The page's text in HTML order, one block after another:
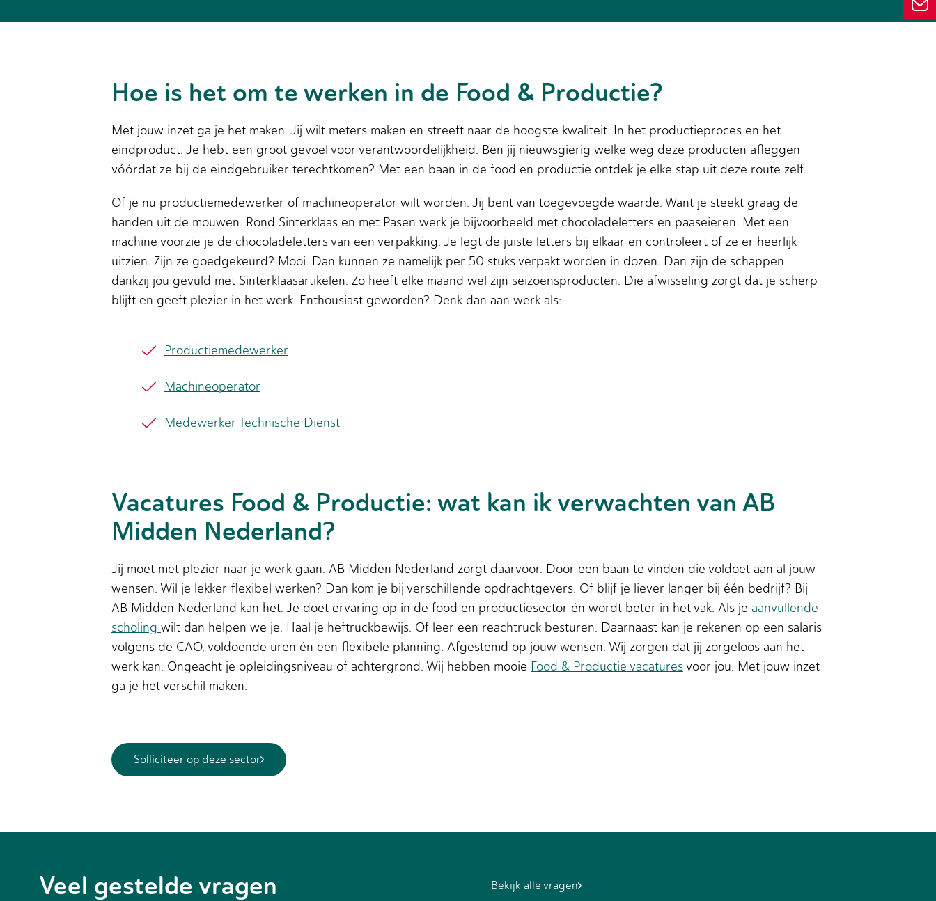
Hoe is het om te werken in de Food & Productie?
Met jouw inzet ga je het maken. Jij wilt meters maken en streeft naar de hoogste kwaliteit. In het productieproces en het
eindproduct. Je hebt een groot gevoel voor verantwoordelijkheid. Ben jij nieuwsgierig welke weg deze producten afleggen
vóórdat ze bij de eindgebruiker terechtkomen? Met een baan in de food en productie ontdek je elke stap uit deze route zelf.
Of je nu productiemedewerker of machineoperator wilt worden. Jij bent van toegevoegde waarde. Want je steekt graag de
handen uit de mouwen. Rond Sinterklaas en met Pasen werk je bijvoorbeeld met chocoladeletters en paaseieren. Met een
machine voorzie je de chocoladeletters van een verpakking. Je legt de juiste letters bij elkaar en controleert of ze er heerlijk
uitzien. Zijn ze goedgekeurd? Mooi. Dan kunnen ze namelijk per 50 stuks verpakt worden in dozen. Dan zijn de schappen
dankzij jou gevuld met Sinterklaasartikelen. Zo heeft elke maand wel zijn seizoensproducten. Die afwisseling zorgt dat je scherp
blijft en geeft plezier in het werk. Enthousiast geworden? Denk dan aan werk als:
Productiemedewerker
Machineoperator
Medewerker Technische Dienst
Vacatures Food & Productie: wat kan ik verwachten van AB
Midden Nederland?
Jij moet met plezier naar je werk gaan. AB Midden Nederland zorgt daarvoor. Door een baan te vinden die voldoet aan al jouw
wensen. Wil je lekker flexibel werken? Dan kom je bij verschillende opdrachtgevers. Of blijf je liever langer bij één bedrijf? Bij
AB Midden Nederland kan het. Je doet ervaring op in de food en productiesector én wordt beter in het vak. Als je aanvullende
scholing wilt dan helpen we je. Haal je heftruckbewijs. Of leer een reachtruck besturen. Daarnaast kan je rekenen op een salaris
volgens de CAO, voldoende uren én een flexibele planning. Afgestemd op jouw wensen. Wij zorgen dat jij zorgeloos aan het
werk kan. Ongeacht je opleidingsniveau of achtergrond. Wij hebben mooie Food & Productie vacaturesvoor jou. Met jouw inzet
ga je het verschil maken.
Solliciteer op deze sector
Veel gestelde vragen Bekijk alle vragen